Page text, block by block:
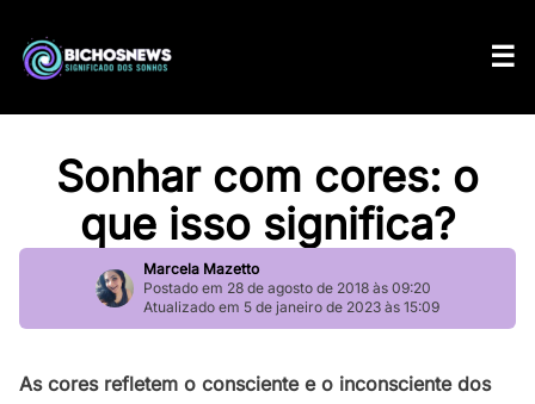
Sonhar com cores: o
que isso significa?
Marcela Mazetto
Postado em 28 de agosto de 2018 às 09:20
Atualizado em 5 de janeiro de 2023 às 15:09
As cores refletem o consciente e o inconsciente dos